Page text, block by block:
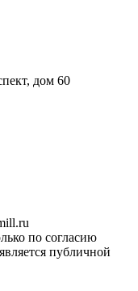
дом 60
по согласию
публичной